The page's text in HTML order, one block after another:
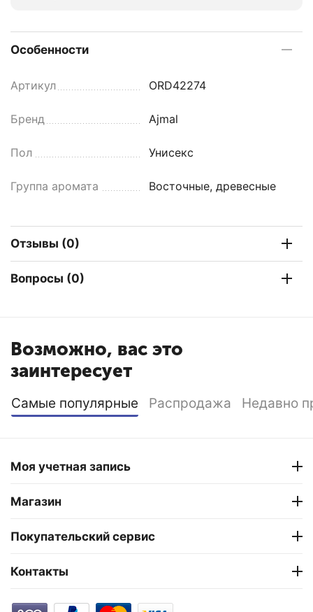
Особенности
Артикул ORD42274
Бренд Ajmal
Пол Унисекс
Группа аромата Восточные, древесные
Отзывы (0)
Вопросы (0)
Возможно, вас это
заинтересует
Самые популярные Распродажа Недавно
Моя учетная запись
Магазин
Покупательский сервис
Контакты